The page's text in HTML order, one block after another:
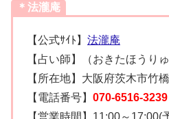
＊法瀧庵
【公式ｻｲﾄ】 法瀧庵
【占い師】（おきたほうりゅ
【所在地】大阪府茨木市竹
【電話番号】 070-6516-3239
【営業時間】11:00～17:00(